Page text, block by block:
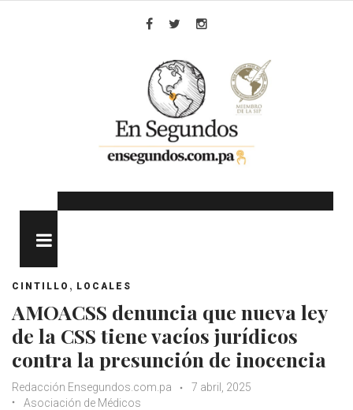
CINTILLO , LOCALES
AMOACSS denuncia que nueva ley
de la CSS tiene vacíos jurídicos
contra la presunción de inocencia
Redacción Ensegundos.com.pa
7 abril, 2025
Asociación de Médicos